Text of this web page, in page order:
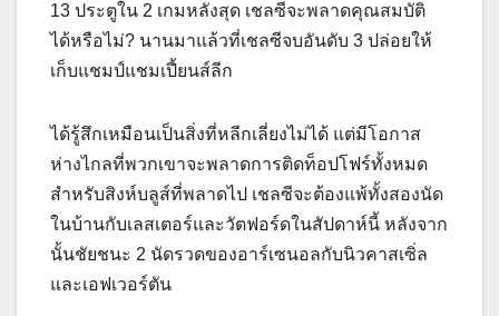
13 ประตูใน 2 เกมหลังสุด เชลซีจะพลาดคุณสมบัติ
ได้หรือไม่? นานมาแล้วที่เชลซีจบอันดับ 3 ปล่อยให้
เก็บแชมป์แชมเปี้ยนส์ลีก
ได้รู้สึกเหมือนเป็นสิ่งที่หลีกเลี่ยงไม่ได้ แต่มีโอกาส
ห่างไกลที่พวกเขาจะพลาดการติดท็อปโฟร์ทั้งหมด
สําหรับสิงห์บลูส์ที่พลาดไป เชลซีจะต้องแพ้ทั้งสองนัด
ในบ้านกับเลสเตอร์และวัตฟอร์ดในสัปดาห์นี้ หลังจาก
นั้นชัยชนะ 2 นัดรวดของอาร์เซนอลกับนิวคาสเซิ่ล
และเอฟเวอร์ตัน